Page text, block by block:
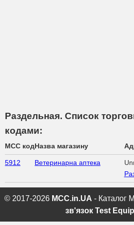
Раздельная. Список
кодами:
MCC кодНазва магазину
5912 Ветеринарна аптека
© 2017-2026 MCC.in.UA - Каталог
зв'язок Test